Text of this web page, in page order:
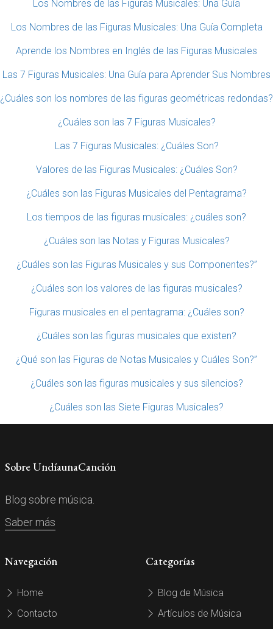
Los Nombres de las Figuras Musicales: Una Guía
Los Nombres de las Figuras Musicales: Una Guía Completa
Aprende los Nombres en Inglés de las Figuras Musicales
Las 7 Figuras Musicales: Una Guía para Aprender Sus Nombres
¿Cuáles son los nombres de las figuras geométricas redondas?
¿Cuáles son las 7 Figuras Musicales?
Las 7 Figuras Musicales: ¿Cuáles Son?
Valores de las Figuras Musicales: ¿Cuáles Son?
¿Cuáles son las Figuras Musicales del Pentagrama?
Los tiempos de las figuras musicales: ¿cuáles son?
¿Cuáles son las Notas y Figuras Musicales?
¿Cuáles son las Figuras Musicales y sus Componentes?”
¿Cuáles son los valores de las figuras musicales?
Figuras musicales en el pentagrama: ¿Cuáles son?
¿Cuáles son las figuras musicales que existen?
¿Qué son las Figuras de Notas Musicales y Cuáles Son?”
¿Cuáles son las figuras musicales y sus silencios?
¿Cuáles son las Siete Figuras Musicales?
Sobre UndíaunaCanción
Blog sobre música.
Saber más
Navegación
Home
Contacto
Categorías
Blog de Música
Artículos de Música